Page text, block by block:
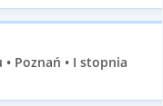
Poznań • I stopnia